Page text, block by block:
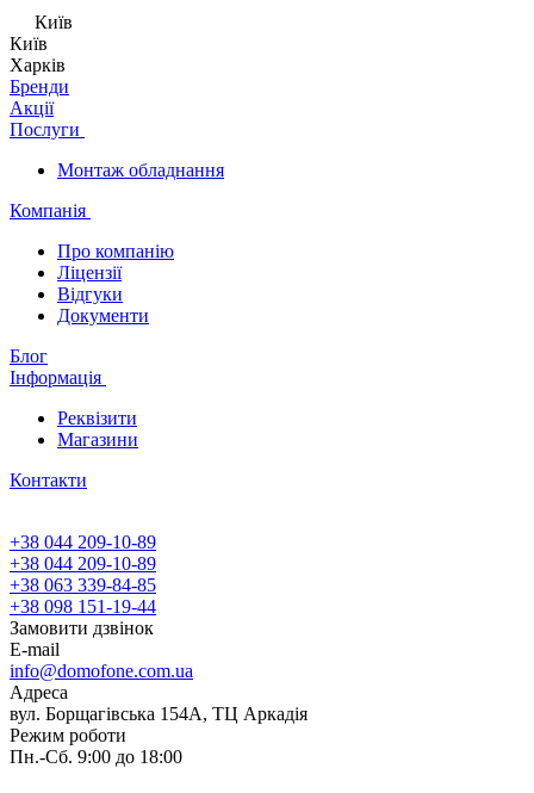
Київ
Київ
Харків
Бренди
Акції
Послуги
Монтаж обладнання
Компанія
Про компанію
Ліцензії
Відгуки
Документи
Блог
Інформація
Реквізити
Магазини
Контакти
+38 044 209-10-89
+38 044 209-10-89
+38 063 339-84-85
+38 098 151-19-44
Замовити дзвінок
E-mail
info@domofone.com.ua
Адреса
вул. Борщагівська 154А, ТЦ Аркадія
Режим роботи
Пн.-Сб. 9:00 до 18:00